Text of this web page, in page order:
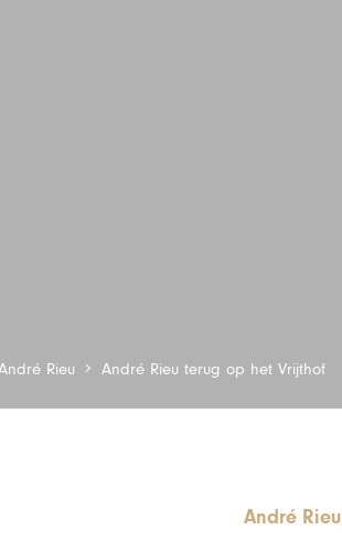
Rieu André Rieu terug op het Vrijthof
André Rieu